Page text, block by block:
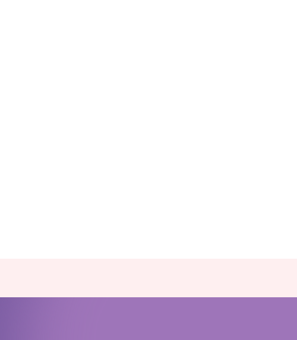
Политика конфиденциальности